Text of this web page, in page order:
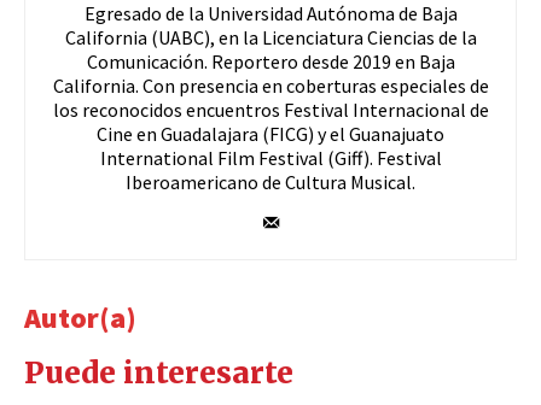
Egresado de la Universidad Autónoma de Baja
California (UABC), en la Licenciatura Ciencias de la
Comunicación. Reportero desde 2019 en Baja
California. Con presencia en coberturas especiales de
los reconocidos encuentros Festival Internacional de
Cine en Guadalajara (FICG) y el Guanajuato
International Film Festival (Giff). Festival
Iberoamericano de Cultura Musical.
Autor(a)
Puede interesarte